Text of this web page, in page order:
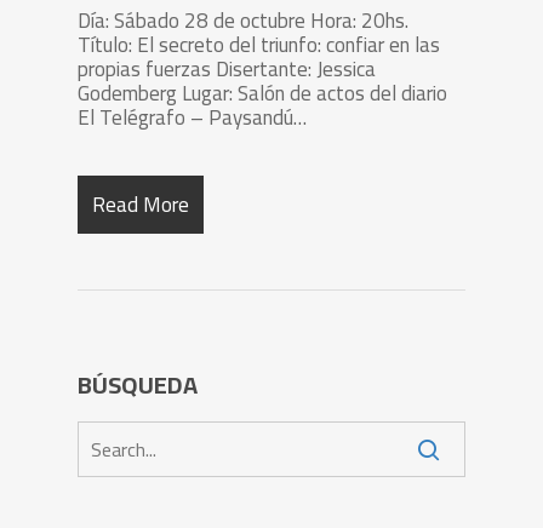
Día: Sábado 28 de octubre Hora: 20hs.
Título: El secreto del triunfo: confiar en las
propias fuerzas Disertante: Jessica
Godemberg Lugar: Salón de actos del diario
El Telégrafo – Paysandú…
Read More
BÚSQUEDA